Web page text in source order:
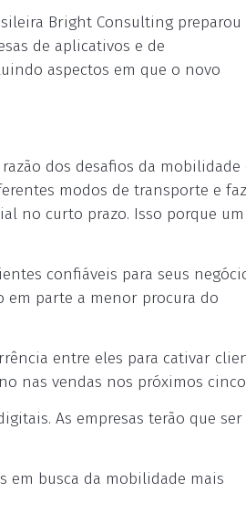
Bright Consulting preparou
de aplicativos e de
aspectos em que o novo
dos desafios da mobilidade
modos de transporte e
no curto prazo. Isso porque um
confiáveis para seus
em parte a menor procura do
entre eles para cativar
nas vendas nos próximos
As empresas terão que ser
em busca da mobilidade mais